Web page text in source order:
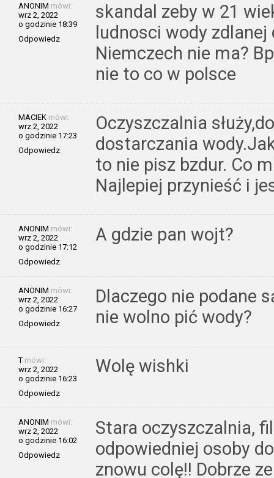
ANONIM mówi:
wrz 2, 2022
o godzinie 18:39
Odpowiedz
skandal zeby w 21
ludnosci wody
Niemczech nie ma?
nie to co w polsce
MACIEK mówi:
wrz 2, 2022
o godzinie 17:23
Odpowiedz
Oczyszczalnia
dostarczania
to nie pisz bzdur. Co
Najlepiej przynieść i
ANONIM mówi:
wrz 2, 2022
o godzinie 17:12
Odpowiedz
A gdzie pan wojt?
ANONIM mówi:
wrz 2, 2022
o godzinie 16:27
Odpowiedz
Dlaczego nie podane
nie wolno pić wody?
T mówi:
wrz 2, 2022
o godzinie 16:23
Odpowiedz
Wolę wishki
ANONIM mówi:
wrz 2, 2022
o godzinie 16:02
Odpowiedz
Stara oczyszczalnia,
odpowiedniej osoby
znowu colę!! Dobrze